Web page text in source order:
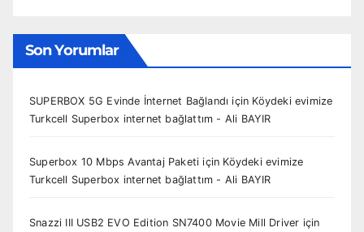
Son Yorumlar
SUPERBOX 5G Evinde İnternet Bağlandı için Köydeki evimize
Turkcell Superbox internet bağlattım - Ali BAYIR
Superbox 10 Mbps Avantaj Paketi için Köydeki evimize
Turkcell Superbox internet bağlattım - Ali BAYIR
Snazzi III USB2 EVO Edition SN7400 Movie Mill Driver için